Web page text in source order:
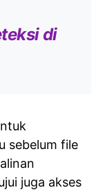
di
sebelum file
juga akses